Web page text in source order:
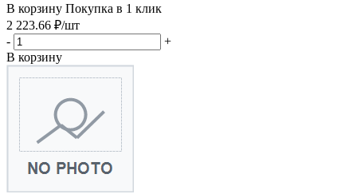
В корзину Покупка в 1 клик
2 223.66 ₽/шт
-
+
В корзину